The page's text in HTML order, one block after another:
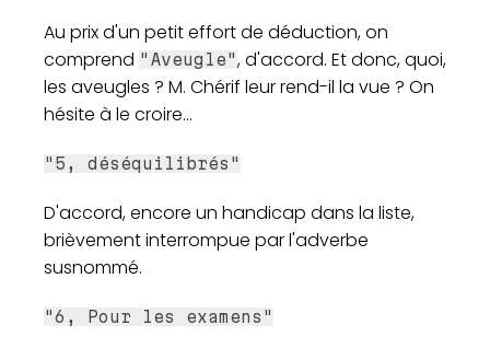
Au prix d'un petit effort de déduction, on
comprend "Aveugle", d'accord. Et donc, quoi,
les aveugles ? M. Chérif leur rend-il la vue ? On
hésite à le croire...
"5, déséquilibrés"
D'accord, encore un handicap dans la liste,
brièvement interrompue par l'adverbe
susnommé.
"6, Pour les examens"